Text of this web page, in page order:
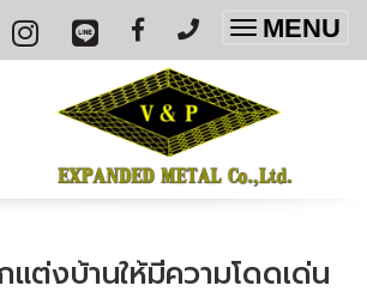
Toggle
MENU
ต่งบ้านให้มีความโดดเด่น